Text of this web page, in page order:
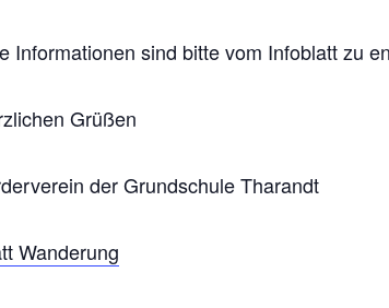
Informationen sind bitte vom Infoblatt zu
Grüßen
der Grundschule Tharandt
Wanderung